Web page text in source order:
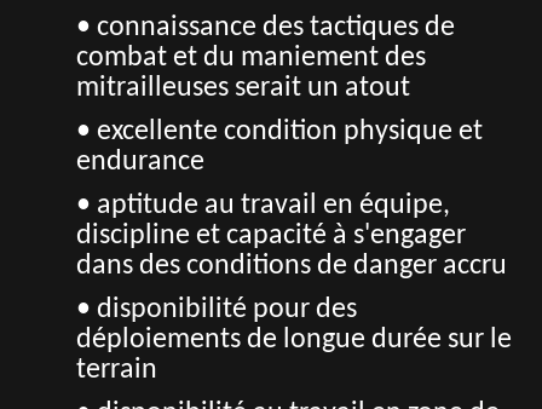
• connaissance des tactiques de
combat et du maniement des
mitrailleuses serait un atout
• excellente condition physique et
endurance
• aptitude au travail en équipe,
discipline et capacité à s'engager
dans des conditions de danger accru
• disponibilité pour des
déploiements de longue durée sur le
terrain